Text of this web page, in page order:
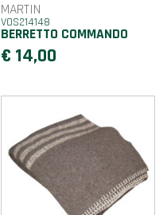
MARTIN
VOS214148
BERRETTO COMMANDO
€ 14,00